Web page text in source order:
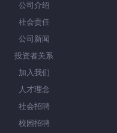
公司介绍
社会责任
公司新闻
投资者关系
加入我们
人才理念
社会招聘
校园招聘